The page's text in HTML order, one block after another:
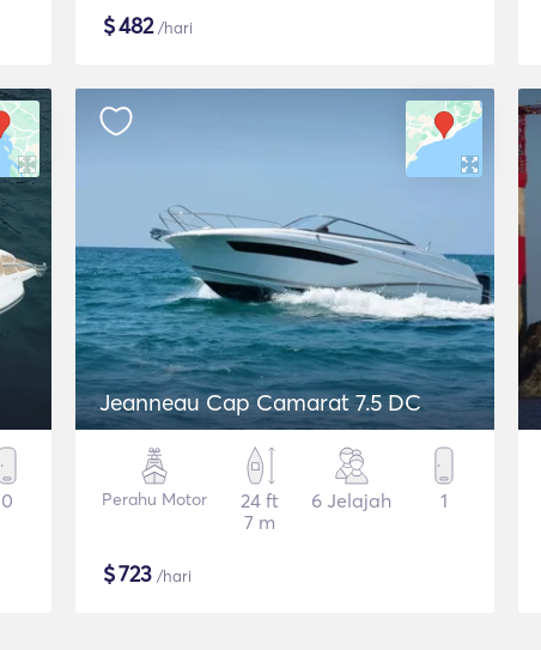
$482/hari
0
Jeanneau Cap Camarat 7.5 DC
Perahu Motor
24 ft
7 m
6 Jelajah 1
$723 /hari